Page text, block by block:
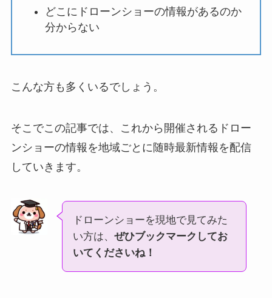
どこにドローンショーの情報があるのか
分からない
こんな方も多くいるでしょう。
そこでこの記事では、これから開催されるドロー
ンショーの情報を地域ごとに随時最新情報を配信
していきます。
ドローンショーを現地で見てみた
い方は、 ぜひブックマークしてお
いてくださいね！